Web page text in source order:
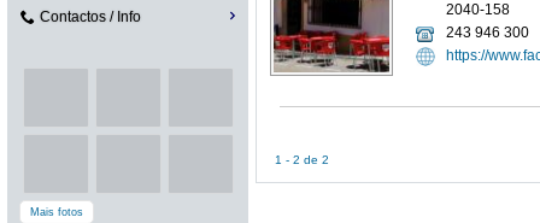
Contactos / Info
Mais fotos
2040-158
243 946 300
https://
1 - 2 de 2